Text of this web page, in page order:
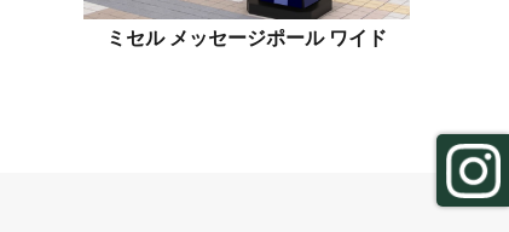
ミセル メッセージポール ワイド